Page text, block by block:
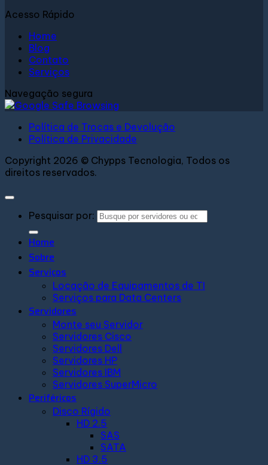
Acesso Rápido
Home
Blog
Contato
Serviços
Navegação segura
Política de Trocas e Devolução
Política de Privacidade
Copyright 2026 © Chypps Tecnologia, Todos os
direitos reservados.
Pesquisar por:
Home
Sobre
Serviços
Locação de Equipamentos de TI
Serviços para Data Centers
Servidores
Monte seu Servidor
Servidores Cisco
Servidores Dell
Servidores HP
Servidores IBM
Servidores SuperMicro
Periféricos
Disco Rígido
HD 2.5
SAS
SATA
HD 3.5